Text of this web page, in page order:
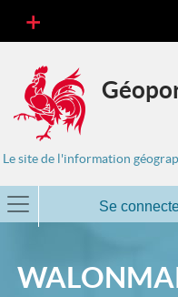
Le site de l'information
Se